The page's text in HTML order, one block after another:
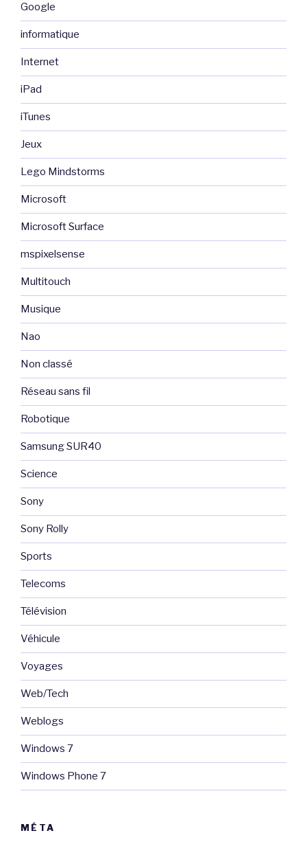
Google
informatique
Internet
iPad
iTunes
Jeux
Lego Mindstorms
Microsoft
Microsoft Surface
mspixelsense
Multitouch
Musique
Nao
Non classé
Réseau sans fil
Robotique
Samsung SUR40
Science
Sony
Sony Rolly
Sports
Telecoms
Télévision
Véhicule
Voyages
Web/Tech
Weblogs
Windows 7
Windows Phone 7
MÉTA